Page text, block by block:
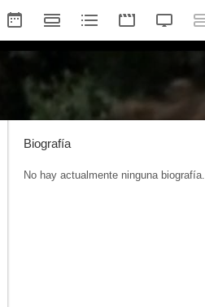
Biografía
No hay actualmente ninguna biografía.